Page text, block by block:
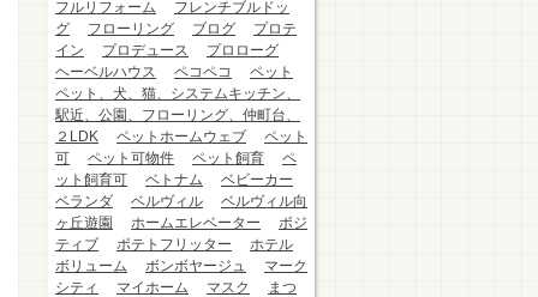
フルリフォーム
フレンチブルドッ
グ
フローリング ブログ
プロテ
イン
プロデュース
プロローグ
ヘーベルハウス
ペコペコ
ペット
ペット、犬、猫、システムキッチン、
駅近、公園、フローリング、仲町台、
２LDK
ペットホームウェブ
ペット
可
ペット可物件 ペット飼育
ペ
ット飼育可
ベトナム
ベビーカー
ベランダ
ベルヴィル
ベルヴィル向
ヶ丘遊園
ホームエレベーター
ポジ
ティブ
ポテトフリッター
ホテル
ボリューム
ボンボヤージュ
マーク
シティ
マイホーム マスク
まつ